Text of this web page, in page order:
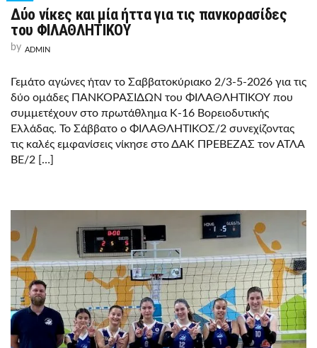
Δύο νίκες και μία ήττα για τις πανκορασίδες
του ΦΙΛΑΘΛΗΤΙΚΟΥ
by ADMIN
Γεμάτο αγώνες ήταν το Σαββατοκύριακο 2/3-5-2026 για τις
δύο ομάδες ΠΑΝΚΟΡΑΣΊΔΩΝ του ΦΙΛΑΘΛΗΤΙΚΟΥ που
συμμετέχουν στο πρωτάθλημα Κ-16 Βορειοδυτικής
Ελλάδας. Το Σάββατο ο ΦΙΛΑΘΛΗΤΙΚΟΣ/2 συνεχίζοντας
τις καλές εμφανίσεις νίκησε στο ΔΑΚ ΠΡΕΒΕΖΑΣ τον ΑΤΛΑ
ΒΕ/2 […]